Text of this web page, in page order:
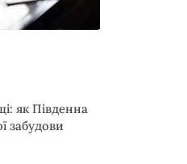
як Південна
забудови